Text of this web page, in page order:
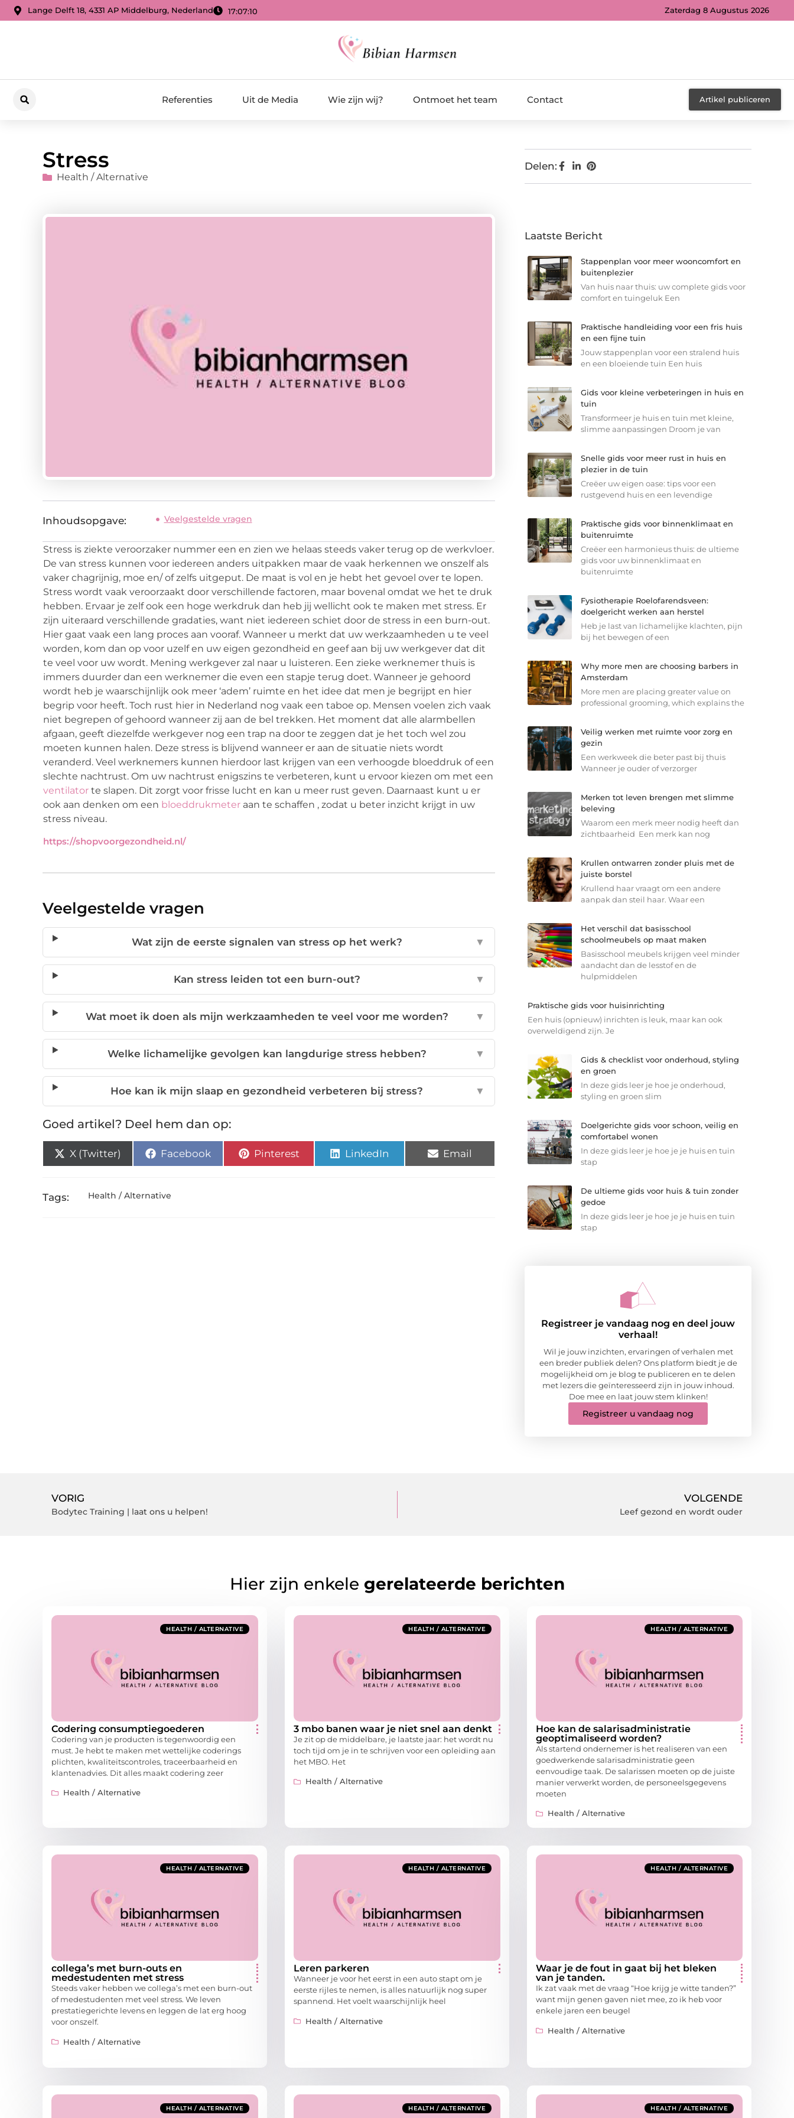
Lange Delft 18, 4331 AP Middelburg, Nederland 17:07:11 Zaterdag 8 Augustus 2026
Referenties Uit de Media Wie zijn wij? Ontmoet het team Contact Artikel publiceren
Stress
Health / Alternative
Inhoudsopgave: Veelgestelde vragen
Stress is ziekte veroorzaker nummer een en zien we helaas steeds vaker terug op de werkvloer.
De van stress kunnen voor iedereen anders uitpakken maar de vaak herkennen we onszelf als
vaker chagrijnig, moe en/ of zelfs uitgeput. De maat is vol en je hebt het gevoel over te lopen.
Stress wordt vaak veroorzaakt door verschillende factoren, maar bovenal omdat we het te druk
hebben. Ervaar je zelf ook een hoge werkdruk dan heb jij wellicht ook te maken met stress. Er
zijn uiteraard verschillende gradaties, want niet iedereen schiet door de stress in een burn-out.
Hier gaat vaak een lang proces aan vooraf. Wanneer u merkt dat uw werkzaamheden u te veel
worden, kom dan op voor uzelf en uw eigen gezondheid en geef aan bij uw werkgever dat dit
te veel voor uw wordt. Mening werkgever zal naar u luisteren. Een zieke werknemer thuis is
immers duurder dan een werknemer die even een stapje terug doet. Wanneer je gehoord
wordt heb je waarschijnlijk ook meer ‘adem’ ruimte en het idee dat men je begrijpt en hier
begrip voor heeft. Toch rust hier in Nederland nog vaak een taboe op. Mensen voelen zich vaak
niet begrepen of gehoord wanneer zij aan de bel trekken. Het moment dat alle alarmbellen
afgaan, geeft diezelfde werkgever nog een trap na door te zeggen dat je het toch wel zou
moeten kunnen halen. Deze stress is blijvend wanneer er aan de situatie niets wordt
veranderd. Veel werknemers kunnen hierdoor last krijgen van een verhoogde bloeddruk of een
slechte nachtrust. Om uw nachtrust enigszins te verbeteren, kunt u ervoor kiezen om met een
ventilator te slapen. Dit zorgt voor frisse lucht en kan u meer rust geven. Daarnaast kunt u er
ook aan denken om een bloeddrukmeter aan te schaffen , zodat u beter inzicht krijgt in uw
stress niveau.
https://shopvoorgezondheid.nl/
Veelgestelde vragen
Wat zijn de eerste signalen van stress op het werk? ▼
Kan stress leiden tot een burn-out? ▼
Wat moet ik doen als mijn werkzaamheden te veel voor me worden? ▼
Welke lichamelijke gevolgen kan langdurige stress hebben? ▼
Hoe kan ik mijn slaap en gezondheid verbeteren bij stress? ▼
Goed artikel? Deel hem dan op:
X (Twitter) Facebook Pinterest LinkedIn Email
Tags: Health / Alternative
Delen:
Laatste Bericht
Stappenplan voor meer wooncomfort en
buitenplezier
Van huis naar thuis: uw complete gids voor
comfort en tuingeluk Een
Praktische handleiding voor een fris huis
en een fijne tuin
Jouw stappenplan voor een stralend huis
en een bloeiende tuin Een huis
Gids voor kleine verbeteringen in huis en
tuin
Transformeer je huis en tuin met kleine,
slimme aanpassingen Droom je van
Snelle gids voor meer rust in huis en
plezier in de tuin
Creëer uw eigen oase: tips voor een
rustgevend huis en een levendige
Praktische gids voor binnenklimaat en
buitenruimte
Creëer een harmonieus thuis: de ultieme
gids voor uw binnenklimaat en
buitenruimte
Fysiotherapie Roelofarendsveen:
doelgericht werken aan herstel
Heb je last van lichamelijke klachten, pijn
bij het bewegen of een
Why more men are choosing barbers in
Amsterdam
More men are placing greater value on
professional grooming, which explains the
Veilig werken met ruimte voor zorg en
gezin
Een werkweek die beter past bij thuis
Wanneer je ouder of verzorger
Merken tot leven brengen met slimme
beleving
Waarom een merk meer nodig heeft dan
zichtbaarheid Een merk kan nog
Krullen ontwarren zonder pluis met de
juiste borstel
Krullend haar vraagt om een andere
aanpak dan steil haar. Waar een
Het verschil dat basisschool
schoolmeubels op maat maken
Basisschool meubels krijgen veel minder
aandacht dan de lesstof en de
hulpmiddelen
Praktische gids voor huisinrichting
Een huis (opnieuw) inrichten is leuk, maar kan ook
overweldigend zijn. Je
Gids & checklist voor onderhoud, styling
en groen
In deze gids leer je hoe je onderhoud,
styling en groen slim
Doelgerichte gids voor schoon, veilig en
comfortabel wonen
In deze gids leer je hoe je je huis en tuin
stap
De ultieme gids voor huis & tuin zonder
gedoe
In deze gids leer je hoe je je huis en tuin
stap
Registreer je vandaag nog en deel jouw
verhaal!
Wil je jouw inzichten, ervaringen of verhalen met
een breder publiek delen? Ons platform biedt je de
mogelijkheid om je blog te publiceren en te delen
met lezers die geïnteresseerd zijn in jouw inhoud.
Doe mee en laat jouw stem klinken!
Registreer u vandaag nog
VORIG
Bodytec Training | laat ons u helpen!
VOLGENDE
Leef gezond en wordt ouder
Hier zijn enkele gerelateerde berichten
HEALTH / ALTERNATIVE
Codering consumptiegoederen
Codering van je producten is tegenwoordig een
must. Je hebt te maken met wettelijke coderings
plichten, kwaliteitscontroles, traceerbaarheid en
klantenadvies. Dit alles maakt codering zeer
Health / Alternative
HEALTH / ALTERNATIVE
3 mbo banen waar je niet snel aan denkt
Je zit op de middelbare, je laatste jaar: het wordt nu
toch tijd om je in te schrijven voor een opleiding aan
het MBO. Het
Health / Alternative
HEALTH / ALTERNATIVE
Hoe kan de salarisadministratie
geoptimaliseerd worden?
Als startend ondernemer is het realiseren van een
goedwerkende salarisadministratie geen
eenvoudige taak. De salarissen moeten op de juiste
manier verwerkt worden, de personeelsgegevens
moeten
Health / Alternative
HEALTH / ALTERNATIVE
collega’s met burn-outs en
medestudenten met stress
Steeds vaker hebben we collega’s met een burn-out
of medestudenten met veel stress. We leven
prestatiegerichte levens en leggen de lat erg hoog
voor onszelf.
Health / Alternative
HEALTH / ALTERNATIVE
Leren parkeren
Wanneer je voor het eerst in een auto stapt om je
eerste rijles te nemen, is alles natuurlijk nog super
spannend. Het voelt waarschijnlijk heel
Health / Alternative
HEALTH / ALTERNATIVE
Waar je de fout in gaat bij het bleken
van je tanden.
Ik zat vaak met de vraag “Hoe krijg je witte tanden?”
want mijn genen gaven niet mee, zo ik heb voor
enkele jaren een beugel
Health / Alternative
HEALTH / ALTERNATIVE HEALTH / ALTERNATIVE HEALTH / ALTERNATIVE